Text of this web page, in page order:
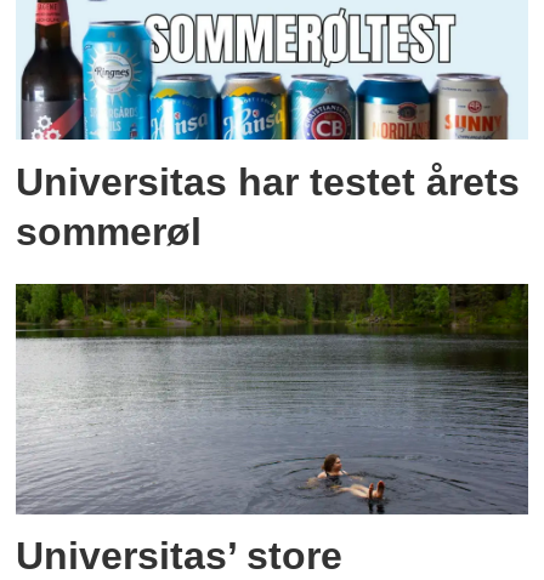
Universitas har testet årets
sommerøl
Universitas’ store